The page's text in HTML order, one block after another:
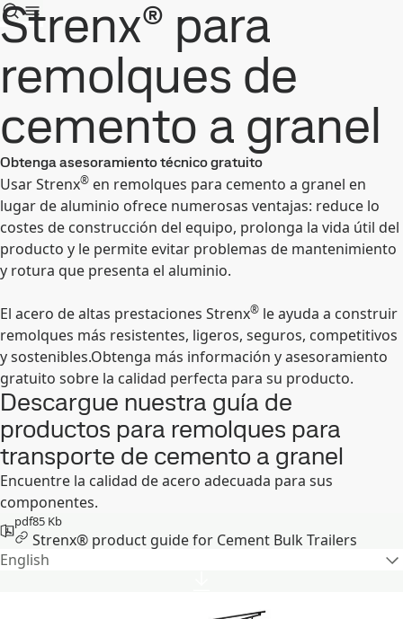
Strenx® para
remolques de
cemento a granel
Obtenga asesoramiento técnico gratuito
Usar Strenx® en remolques para cemento a granel en
lugar de aluminio ofrece numerosas ventajas: reduce lo
costes de construcción del equipo, prolonga la vida útil del
producto y le permite evitar problemas de mantenimiento
y rotura que presenta el aluminio.
El acero de altas prestaciones Strenx® le ayuda a construir
remolques más resistentes, ligeros, seguros, competitivos
y sostenibles.Obtenga más información y asesoramiento
gratuito sobre la calidad perfecta para su producto.
Descargue nuestra guía de
productos para remolques para
transporte de cemento a granel
Encuentre la calidad de acero adecuada para sus
componentes.
pdf85 Kb
Strenx® product guide for Cement Bulk Trailers
English